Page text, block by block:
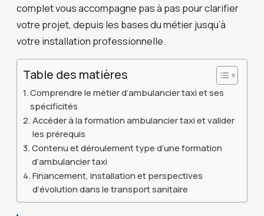
complet vous accompagne pas à pas pour clarifier
votre projet, depuis les bases du métier jusqu’à
votre installation professionnelle.
Table des matières
Comprendre le métier d’ambulancier taxi et ses
spécificités
Accéder à la formation ambulancier taxi et valider
les prérequis
Contenu et déroulement type d’une formation
d’ambulancier taxi
Financement, installation et perspectives
d’évolution dans le transport sanitaire